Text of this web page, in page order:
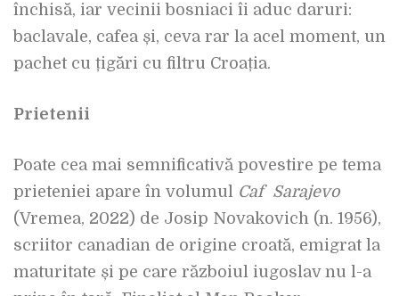
închisă, iar vecinii bosniaci îi aduc daruri:
baclavale, cafea și, ceva rar la acel moment, un
pachet cu țigări cu filtru Croația.
Prietenii
Poate cea mai semnificativă povestire pe tema
prieteniei apare în volumul Caf Sarajevo
(Vremea, 2022) de Josip Novakovich (n. 1956),
scriitor canadian de origine croată, emigrat la
maturitate și pe care războiul iugoslav nu l-a